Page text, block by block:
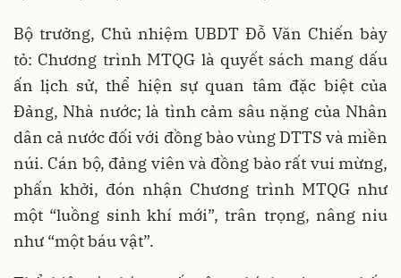
Bộ trưởng, Chủ nhiệm UBDT Đỗ Văn Chiến bày
tỏ: Chương trình MTQG là quyết sách mang dấu
ấn lịch sử, thể hiện sự quan tâm đặc biệt của
Đảng, Nhà nước; là tình cảm sâu nặng của Nhân
dân cả nước đối với đồng bào vùng DTTS và miền
núi. Cán bộ, đảng viên và đồng bào rất vui mừng,
phấn khởi, đón nhận Chương trình MTQG như
một “luồng sinh khí mới”, trân trọng, nâng niu
như “một báu vật”.